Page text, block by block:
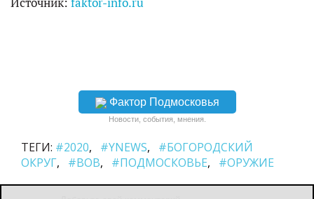
Фактор Подмосковья
Новости, события, мнения.
ТЕГИ: #2020 #YNEWS
#БОГОРОДСКИЙ
ОКРУГ
#ВОВ #ПОДМОСКОВЬЕ #ОРУЖИЕ